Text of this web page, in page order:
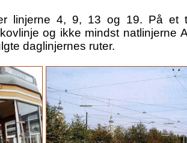
linjerne 4, 9, 13 og 19. På et
og ikke mindst natlinjerne
daglinjernes ruter.